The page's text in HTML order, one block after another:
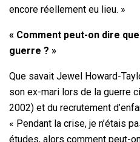
encore réellement eu lieu. »
« Comment peut-on dire
guerre ? »
Que savait Jewel Howard-
son ex-mari lors de la guerre
2002) et du recrutement
« Pendant la crise, je n’étais
études, alors comment peut-